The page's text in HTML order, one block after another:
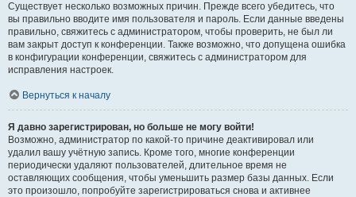
Существует несколько возможных причин. Прежде всего убедитесь, что
вы правильно вводите имя пользователя и пароль. Если данные введены
правильно, свяжитесь с администратором, чтобы проверить, не был ли
вам закрыт доступ к конференции. Также возможно, что допущена ошибка
в конфигурации конференции, свяжитесь с администратором для
исправления настроек.
Вернуться к началу
Я давно зарегистрирован, но больше не могу войти!
Возможно, администратор по какой-то причине деактивировал или
удалил вашу учётную запись. Кроме того, многие конференции
периодически удаляют пользователей, длительное время не
оставляющих сообщения, чтобы уменьшить размер базы данных. Если
это произошло, попробуйте зарегистрироваться снова и активнее